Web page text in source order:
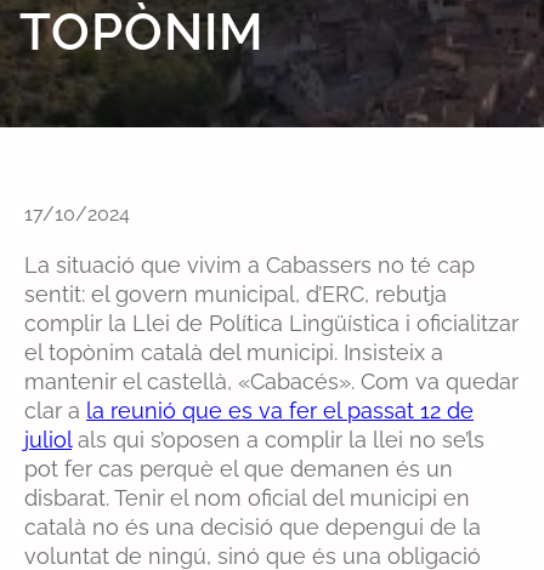
TOPÒNIM
17/10/2024
La situació que vivim a Cabassers no té cap
sentit: el govern municipal, d’ERC, rebutja
complir la Llei de Política Lingüística i oficialitzar
el topònim català del municipi. Insisteix a
mantenir el castellà, «Cabacés». Com va quedar
clar a la reunió que es va fer el passat 12 de
juliolals qui s’oposen a complir la llei no se’ls
pot fer cas perquè el que demanen és un
disbarat. Tenir el nom oficial del municipi en
català no és una decisió que depengui de la
voluntat de ningú, sinó que és una obligació